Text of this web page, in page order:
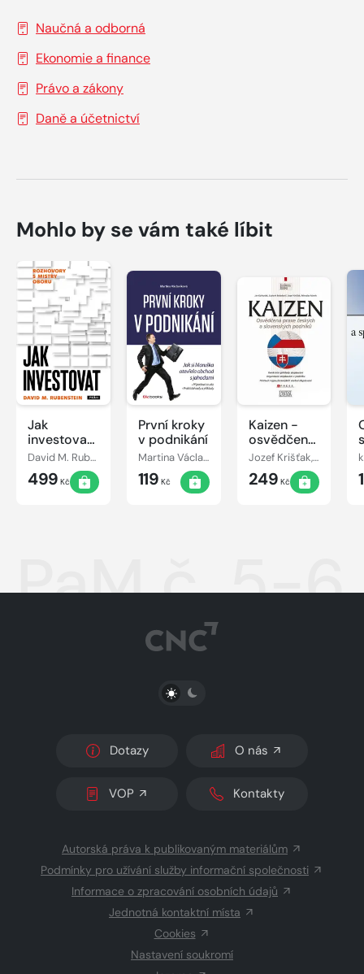
Naučná a odborná
Ekonomie a finance
Právo a zákony
Daně a účetnictví
Mohlo by se vám také líbit
Jak
investovat:
Rozhovory
s mistry
oboru
David M. Rubenstein
499 Kč
První kroky
v podnikání
Martina Václavíková
119 Kč
Kaizen -
osvědčená
praxe
českých a
slovenských
podniků
Jozef Krišťak, Ľudovít Boledovič, Miroslav Marek, Ján Košturiak
249 Kč
PaM č. 5-
PŘEPNOUT SVĚTLÝ/TMAVÝ REŽIM
Dotazy O nás
VOP Kontakty
Autorská práva k publikovaným materiálům
Podmínky pro užívání služby informační společnosti
Informace o zpracování osobních údajů
Jednotná kontaktní místa
Cookies
Nastavení soukromí